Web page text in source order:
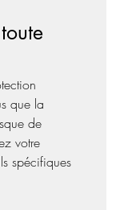
que la
de
votre
spécifiques